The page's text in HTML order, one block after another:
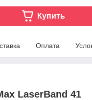
Купить
Оплата
LaserBand 41